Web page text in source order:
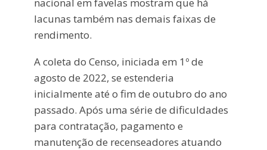
nacional em favelas mostram que há
lacunas também nas demais faixas de
rendimento.
A coleta do Censo, iniciada em 1º de
agosto de 2022, se estenderia
inicialmente até o fim de outubro do ano
passado. Após uma série de dificuldades
para contratação, pagamento e
manutenção de recenseadores atuando